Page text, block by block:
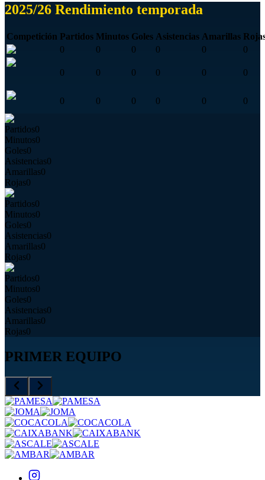
2025/26 Rendimiento temporada
Competición Partidos Minutos Goles Asistencias Amarillas
0
0 0 0 0 0
0 0 0 0 0 0
0 0 0 0 0 0
Partidos0
Minutos0
Goles0
Asistencias0
Amarillas0
Rojas0
Partidos0
Minutos0
Goles0
Asistencias0
Amarillas0
Rojas0
Partidos0
Minutos0
Goles0
Asistencias0
Amarillas0
Rojas0
PRIMER EQUIPO